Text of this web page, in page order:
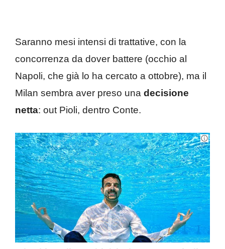
Saranno mesi intensi di trattative, con la
concorrenza da dover battere (occhio al
Napoli, che già lo ha cercato a ottobre), ma il
Milan sembra aver preso una decisione
netta: out Pioli, dentro Conte.